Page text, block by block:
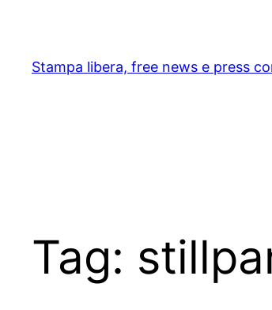
content
Stampa libera, free news e press
Tag: